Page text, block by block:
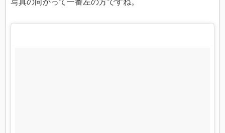
写真の向かって一番左の方ですね。